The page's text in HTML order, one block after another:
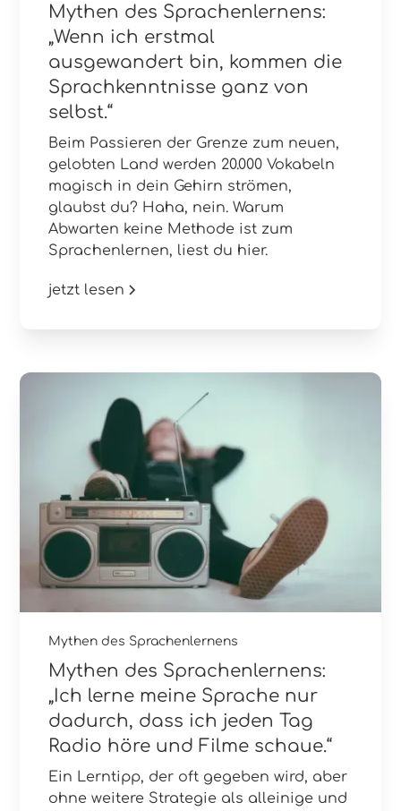
Mythen des Sprachenlernens:
„Wenn ich erstmal
ausgewandert bin, kommen die
Sprachkenntnisse ganz von
selbst.“
Beim Passieren der Grenze zum neuen,
gelobten Land werden 20.000 Vokabeln
magisch in dein Gehirn strömen,
glaubst du? Haha, nein. Warum
Abwarten keine Methode ist zum
Sprachenlernen, liest du hier.
jetzt lesen
Mythen des Sprachenlernens
Mythen des Sprachenlernens:
„Ich lerne meine Sprache nur
dadurch, dass ich jeden Tag
Radio höre und Filme schaue.“
Ein Lerntipp, der oft gegeben wird, aber
ohne weitere Strategie als alleinige und